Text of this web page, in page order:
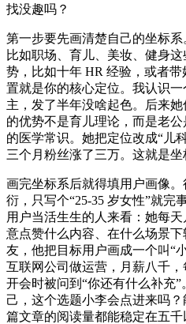
找没趣吗？
第一步要先画清楚自己的坐标系
比如职场、育儿、美妆、健身
势，比如十年 HR 经验，或者
置就是你的核心定位。我认识
主，发了半年没啥起色。后来
的优势不是育儿理论，而是老
的医学常识。她把定位改成“儿
三个月粉丝涨了三万。这就是坐
画完坐标系后就得填用户画像
衍，只写个“25‑35 岁女性”就
用户当活生生的人来看：她每
意点赞什么内容、在什么场景
友，他把目标用户画成一个叫“
互联网公司做运营，月薪八千
开会时被问到“你还有什么补充
己，这个选题小李会点进来吗
篇文章的阅读量都能稳定在五千